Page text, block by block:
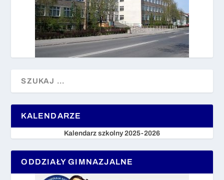
KALENDARZE
Kalendarz szkolny 2025-2026
ODDZIAŁY GIMNAZJALNE